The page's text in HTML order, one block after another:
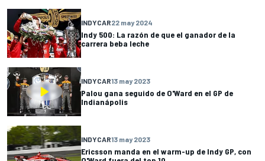
INDYCAR22 may 2024
Indy 500: La razón de que el ganador de la
carrera beba leche
INDYCAR13 may 2023
Palou gana seguido de O'Ward en el GP de
Indianápolis
INDYCAR13 may 2023
Ericsson manda en el warm-up de Indy GP, con